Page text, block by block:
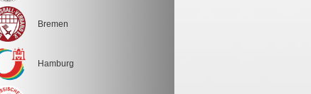
Bremen
Hamburg